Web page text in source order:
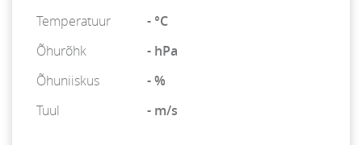
Temperatuur
- °C
Õhurõhk
- hPa
Õhuniiskus
- %
Tuul
- m/s